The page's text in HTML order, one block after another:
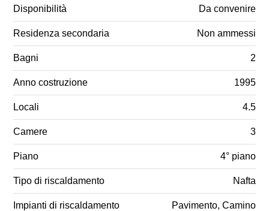
Disponibilità Da convenire
Residenza secondaria Non ammessi
Bagni 2
Anno costruzione 1995
Locali 4.5
Camere 3
Piano 4° piano
Tipo di riscaldamento Nafta
Impianti di riscaldamento Pavimento, Camino